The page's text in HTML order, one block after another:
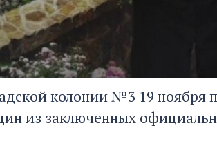
колонии №3 19 ноября
из заключенных